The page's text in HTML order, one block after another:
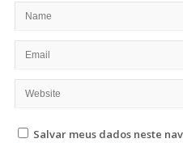
Salvar meus dados neste